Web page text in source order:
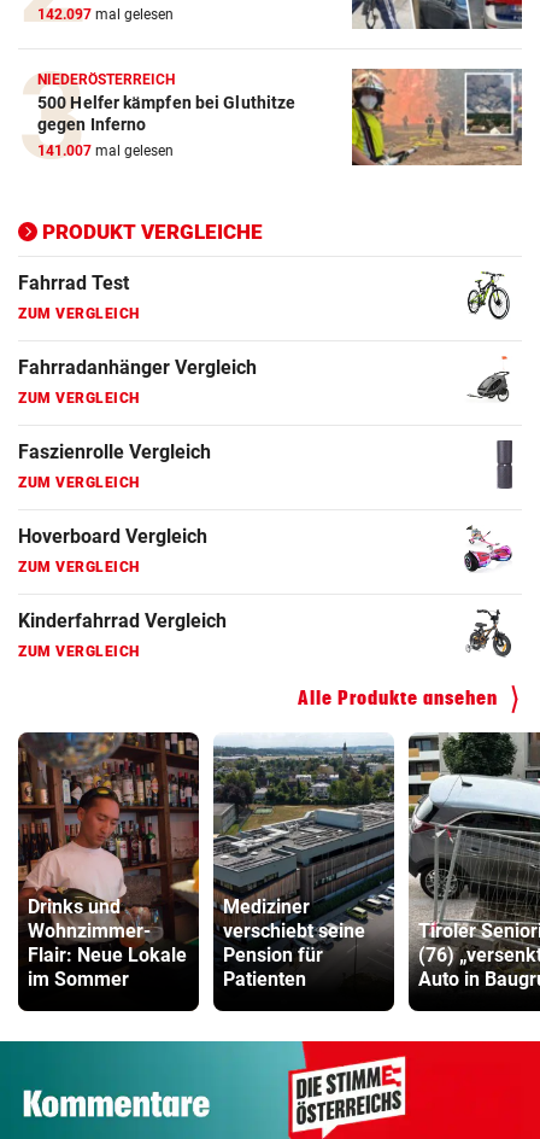
142.097 mal gelesen
NIEDERÖSTERREICH
500 Helfer kämpfen bei Gluthitze
gegen Inferno
141.007 mal gelesen
PRODUKT VERGLEICHE
E-Bike Vergleich
ZUM VERGLEICH
Elektro-Scooter Vergleich
ZUM VERGLEICH
ZUM VERGLEICH
Fahrrad Test
ZUM VERGLEICH
Fahrradanhänger Vergleich
ZUM VERGLEICH
Faszienrolle Vergleich
ZUM VERGLEICH
Hoverboard Vergleich
ZUM VERGLEICH
Kinderfahrrad Vergleich
ZUM VERGLEICH
Alle Produkte ansehen
Drinks und
Wohnzimmer-
Flair: Neue Lokale
im Sommer
Mediziner
verschiebt seine
Pension für
Patienten
Tiroler
(76)
Auto in